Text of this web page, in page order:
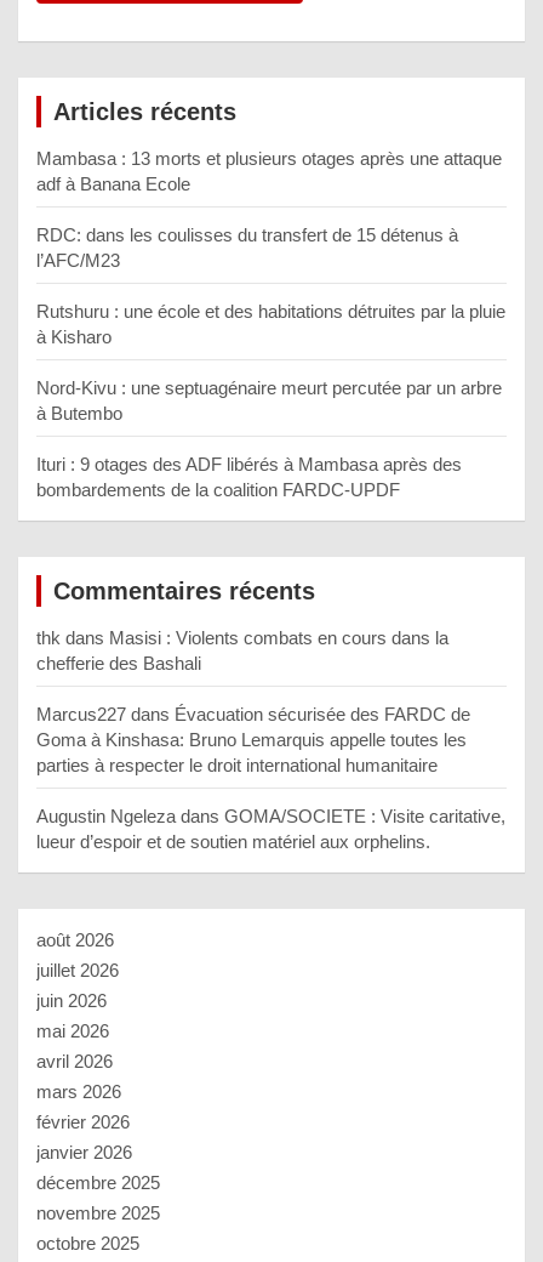
Articles récents
Mambasa : 13 morts et plusieurs otages après une attaque
adf à Banana Ecole
RDC: dans les coulisses du transfert de 15 détenus à
l’AFC/M23
Rutshuru : une école et des habitations détruites par la pluie
à Kisharo
Nord-Kivu : une septuagénaire meurt percutée par un arbre
à Butembo
Ituri : 9 otages des ADF libérés à Mambasa après des
bombardements de la coalition FARDC-UPDF
Commentaires récents
thk dans Masisi : Violents combats en cours dans la
chefferie des Bashali
Marcus227 dans Évacuation sécurisée des FARDC de
Goma à Kinshasa: Bruno Lemarquis appelle toutes les
parties à respecter le droit international humanitaire
Augustin Ngeleza dans GOMA/SOCIETE : Visite caritative,
lueur d’espoir et de soutien matériel aux orphelins.
août 2026
juillet 2026
juin 2026
mai 2026
avril 2026
mars 2026
février 2026
janvier 2026
décembre 2025
novembre 2025
octobre 2025